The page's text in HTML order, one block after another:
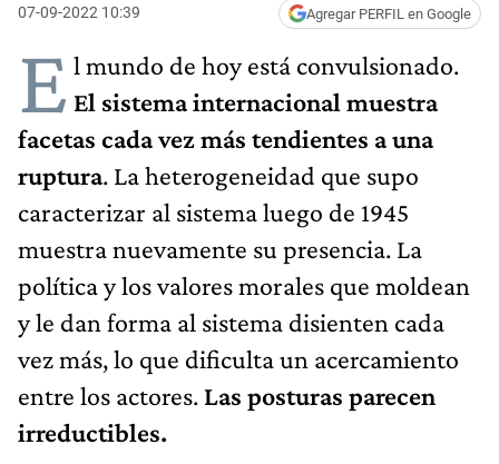
07-09-2022 10:39 Agregar PERFIL en Google
E l mundo de hoy está convulsionado.
El sistema internacional muestra
facetas cada vez más tendientes a una
ruptura. La heterogeneidad que supo
caracterizar al sistema luego de 1945
muestra nuevamente su presencia. La
política y los valores morales que moldean
y le dan forma al sistema disienten cada
vez más, lo que dificulta un acercamiento
entre los actores. Las posturas parecen
irreductibles.